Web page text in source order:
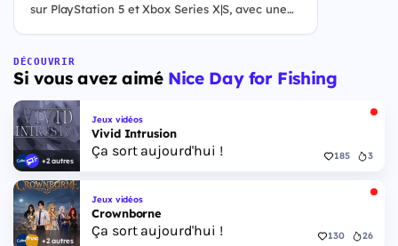
sur PlayStation 5 et Xbox Series X|S, avec une
Floride, et sa ville Vice City. Il met en scène
pour la première fois un duo de protagonistes
jouables, Jason et Lucia, cette dernière étant la
première héroïne jouable d'un GTA principal.
DÉCOUVRIR
Si vous avez aimé Nice Day for Fishing
+2 autres
Jeux vidéos
Vivid Intrusion
Ça sort aujourd'hui ! 185 3
+2 autres
Jeux vidéos
Crownborne
Ça sort aujourd'hui ! 130 26